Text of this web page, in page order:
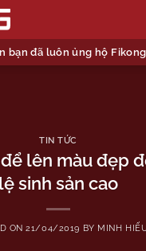
bạn đã luôn ủng hộ
TIN TỨC
lên màu đẹp
lệ sinh sản cao
ON21/04/2019 BY MINH